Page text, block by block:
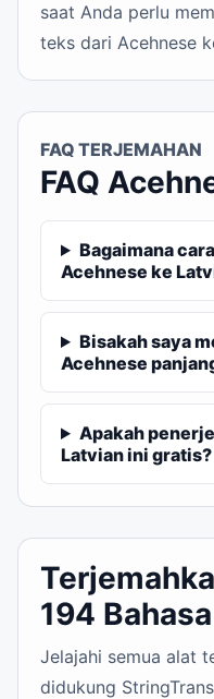
saat Anda perlu
teks dari Acehnese
FAQ TERJEMAHAN
FAQ
Bagaimana
Acehnese ke
Bisakah saya
Acehnese
Apakah
Latvian ini gratis?
194 Bahasa
Jelajahi semua alat
didukung